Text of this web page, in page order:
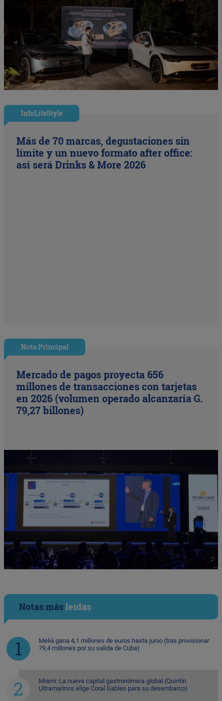
InfoLifeStyle
Más de 70 marcas, degustaciones sin
límite y un nuevo formato after office:
así será Drinks & More 2026
Nota Principal
Mercado de pagos proyecta 656
millones de transacciones con tarjetas
en 2026 (volumen operado alcanzaría G.
79,27 billones)
Notas másleídas
Meliá gana 4,1 millones de euros hasta junio (tras provisionar
79,4 millones por su salida de Cuba)
Miami: La nueva capital gastronómica global (Quintín
Ultramarinos elige Coral Gables para su desembarco)